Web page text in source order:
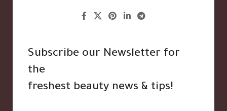
Subscribe our Newsletter for
the
freshest beauty news & tips!